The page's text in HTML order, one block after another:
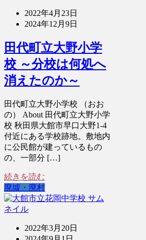
2022年4月23日
2024年12月9日
田代町立大野小学
校 ～分校は何処へ
消えたのか～
田代町立大野小学校 （おお
の） About 田代町立大野小学
校 秋田県大館市早口大野1-4
付近にある学校跡地。敷地内
に公民館が建っているもの
の、一部分 […]
続きを読む
廃墟・廃村
2022年3月20日